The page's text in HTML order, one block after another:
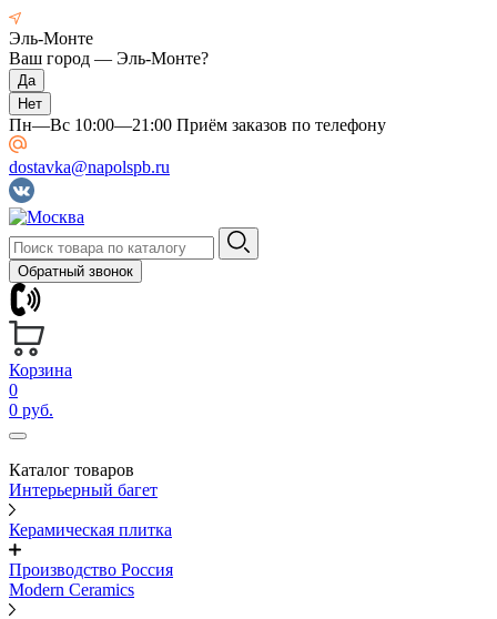
Эль-Монте
Ваш город — Эль-Монте?
Пн—Вс 10:00—21:00 Приём заказов по телефону
dostavka@napolspb.ru
Обратный звонок
Корзина
0
0 руб.
Каталог товаров
Интерьерный багет
Керамическая плитка
Производство Россия
Modern Ceramics